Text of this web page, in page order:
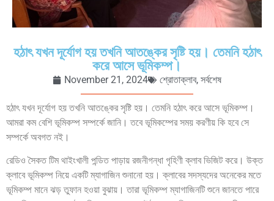
হঠাৎ যখন দূর্যোগ হয় তখনি আতঙ্কের সৃষ্টি হয়। তেমনি হঠাৎ
করে আসে ভূমিকম্প।
November 21, 2024 শ্রোতাক্লাব, সর্বশেষ
হঠাৎ যখন দূর্যোগ হয় তখনি আতঙ্কের সৃষ্টি হয়। তেমনি হঠাৎ করে আসে ভূমিকম্প।
আমরা কম বেশি ভূমিকম্প সম্পর্কে জানি। তবে ভূমিকম্পের সময় করণীয় কি হবে সে
সম্পর্কে অবগত নই।
রেডিও সৈকত টিম থাইংখালী পন্ডিত পাড়ায় রজনীগন্ধা গৃহিণী ক্লাব ভিজিট করে। উক্ত
ক্লাবে ভূমিকম্প নিয়ে একটি ম্যাগাজিন শুনানো হয়। ক্লাবের সদস্যদের অনেকের মতে
ভূমিকম্প মানে ঝড় তুফান হওয়া বুঝায়। তারা ভূমিকম্প ম্যাগাজিনটি শুনে জানতে পারে